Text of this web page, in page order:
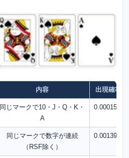
内容 出現確率
同じマークで10・J・Q・K・
A
0.00015%
同じマークで数字が連続
（RSF除く）
0.00139%